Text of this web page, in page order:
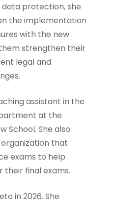
protection, she
the implementation
with the new
strengthen their
legal and
assistant in the
at the
School. She also
that
exams to help
final exams.
in 2026. She